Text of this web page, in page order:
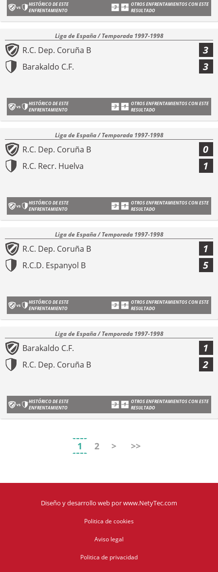
HISTÓRICO DE ESTE
ENFRENTAMIENTO
OTROS ENFRENTAMIENTOS CON ESTE
RESULTADO
Liga de España / Temporada 1997-1998
R.C. Dep. Coruña B 3
Barakaldo C.F. 3
HISTÓRICO DE ESTE
ENFRENTAMIENTO
OTROS ENFRENTAMIENTOS CON ESTE
RESULTADO
Liga de España / Temporada 1997-1998
R.C. Dep. Coruña B 0
R.C. Recr. Huelva 1
HISTÓRICO DE ESTE
ENFRENTAMIENTO
OTROS ENFRENTAMIENTOS CON ESTE
RESULTADO
Liga de España / Temporada 1997-1998
R.C. Dep. Coruña B 1
R.C.D. Espanyol B 5
HISTÓRICO DE ESTE
ENFRENTAMIENTO
OTROS ENFRENTAMIENTOS CON ESTE
RESULTADO
Liga de España / Temporada 1997-1998
Barakaldo C.F. 1
R.C. Dep. Coruña B 2
HISTÓRICO DE ESTE
ENFRENTAMIENTO
OTROS ENFRENTAMIENTOS CON ESTE
RESULTADO
1 2 > >>
Diseño y desarrollo web porwww.NetyTec.com
Politica de cookies
Aviso legal
Politica de privacidad